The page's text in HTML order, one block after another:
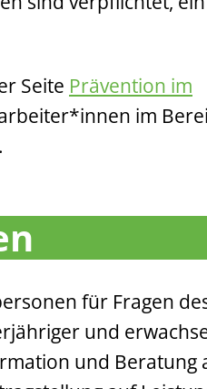
Seite Prävention im
im
für Fragen
und
und Beratung